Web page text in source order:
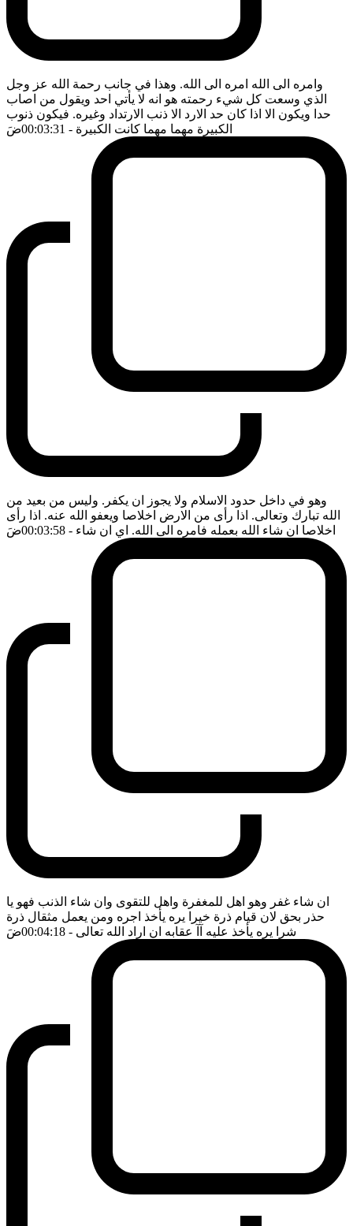
وامره الى الله امره الى الله. وهذا في جانب رحمة الله عز وجل
الذي وسعت كل شيء رحمته هو انه لا يأتي احد ويقول من اصاب
حدا ويكون الا اذا كان حد الارد الا ذنب الارتداد وغيره. فيكون ذنوب
الكبيرة مهما مهما كانت الكبيرة - 00:03:31 ضَ
وهو في داخل حدود الاسلام ولا يجوز ان يكفر. وليس من بعيد من
الله تبارك وتعالى. اذا رأى من الارض اخلاصا ويعفو الله عنه. اذا رأى
اخلاصا ان شاء الله بعمله فامره الى الله. اي ان شاء - 00:03:58 ضَ
ان شاء غفر وهو اهل للمغفرة واهل للتقوى وان شاء الذنب فهو يا
حذر بحق لان قيام ذرة خيرا يره يأخذ اجره ومن يعمل مثقال ذرة
شرا يره يأخذ عليه آآ عقابه ان اراد الله تعالى - 00:04:18 ضَ